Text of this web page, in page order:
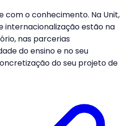
com o conhecimento. Na Unit,
internacionalização estão na
nas parcerias
do ensino e no seu
do seu projeto de